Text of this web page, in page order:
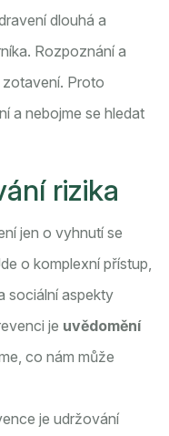
dlouhá a
Rozpoznání a
zotavení. Proto
a nebojme se hledat
rizika
jen o vyhnutí se
o komplexní přístup,
sociální aspekty
je uvědomění
co nám může
je udržování